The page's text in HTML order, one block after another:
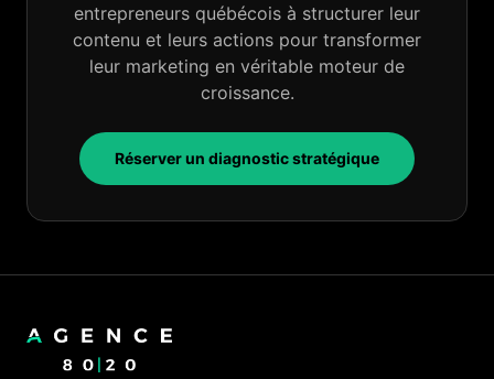
entrepreneurs québécois à structurer leur
contenu et leurs actions pour transformer
leur marketing en véritable moteur de
croissance.
Réserver un diagnostic stratégique